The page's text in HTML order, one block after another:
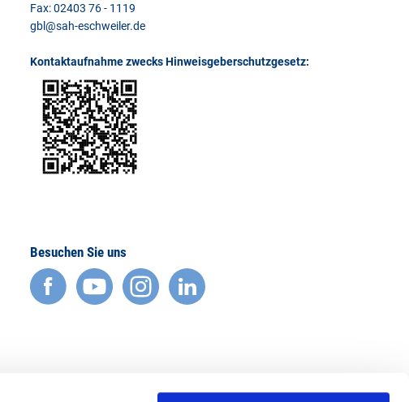
Fax: 02403 76 - 1119
gbl@sah-eschweiler.de
Kontaktaufnahme zwecks Hinweisgeberschutzgesetz:
Besuchen Sie uns
facebook
YouTube
Instagram